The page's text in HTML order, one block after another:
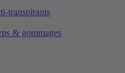
transpirants
& gommages